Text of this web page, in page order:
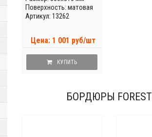
Поверхность: матовая
Артикул: 13262
Цена: 1 001 руб/шт
КУПИТЬ
БОРДЮРЫ FOREST